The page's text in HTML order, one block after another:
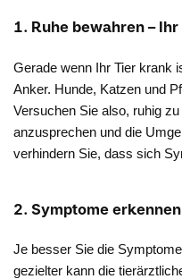
1. Ruhe bewahren –
Gerade wenn Ihr Tier krank
Anker. Hunde, Katzen und
Versuchen Sie also, ruhig
anzusprechen und die
verhindern Sie, dass sich
2. Symptome
Je besser Sie die
gezielter kann die